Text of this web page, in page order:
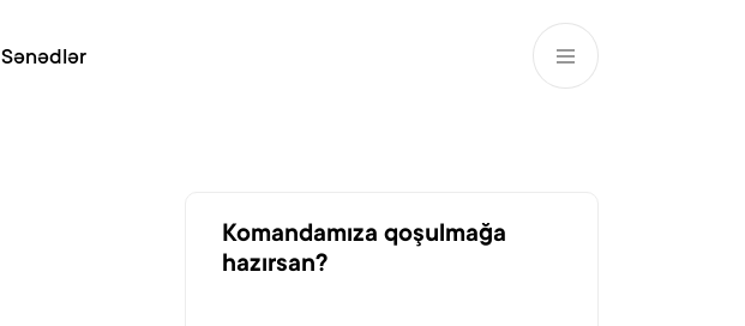
AZ
Sənədlər
Komandamıza qoşulmağa
hazırsan?